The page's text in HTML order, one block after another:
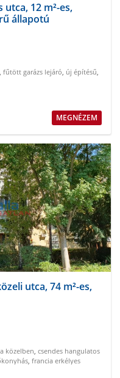
utca, 12 m²-es,
állapotú
, fűtött garázs lejáró, új építésű,
MEGNÉZEM
utca, 74 m²-es,
közelben, csendes hangulatos
, francia erkélyes